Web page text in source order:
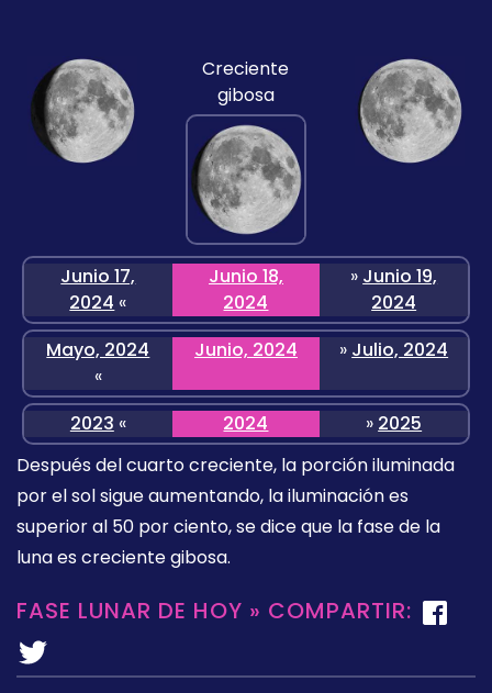
Creciente
gibosa
Junio 17,
2024 «
Junio 18,
2024
» Junio 19,
2024
Mayo, 2024
«
Junio, 2024 » Julio, 2024
2023 « 2024 » 2025
Después del cuarto creciente, la porción iluminada
por el sol sigue aumentando, la iluminación es
superior al 50 por ciento, se dice que la fase de la
luna es creciente gibosa.
FASE LUNAR DE HOY » COMPARTIR: